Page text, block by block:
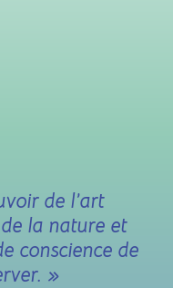
de l’art
la nature et
conscience de
»